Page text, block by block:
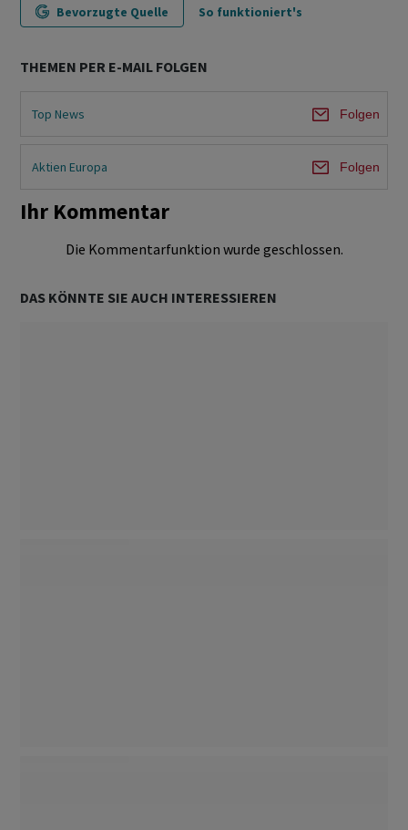
Bevorzugte Quelle So funktioniert's
THEMEN PER E-MAIL FOLGEN
Top News Folgen
Aktien Europa Folgen
Ihr Kommentar
Die Kommentarfunktion wurde geschlossen.
DAS KÖNNTE SIE AUCH INTERESSIEREN